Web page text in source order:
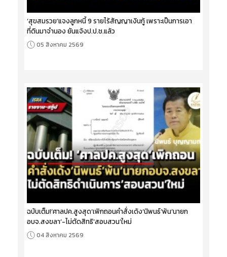
‘สุขสมรวย’แจงลูกหนี้ 9 รายไร้สัญญาเงินกู้ เพราะเป็นการเอา
ที่ดินมาจำนอง ยันแจ้งป.ป.ช.แล้ว
05 สิงหาคม 2569
ฉบับเต็ม!‘ศาลปค.สูงสุด’เพิกถอนคำสั่งเด้ง‘นิพนธ์’พ้น‘นายก
อบจ.สงขลา’-ไม่ตัดสิทธิ‘สอบสวน’ใหม่
04 สิงหาคม 2569